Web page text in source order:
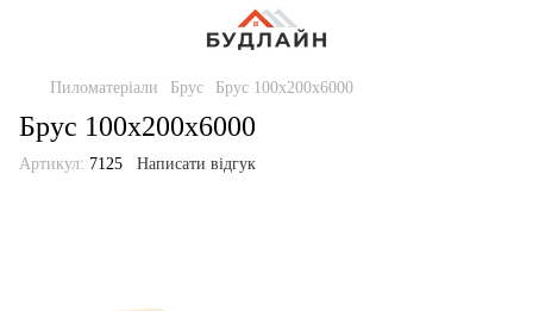
Пиломатеріали Брус Брус 100х200х6000
Брус 100х200х6000
Артикул: 7125 Написати відгук